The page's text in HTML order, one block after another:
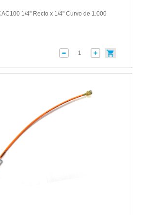
1/4" Recto x 1/4" Curvo de 1.000